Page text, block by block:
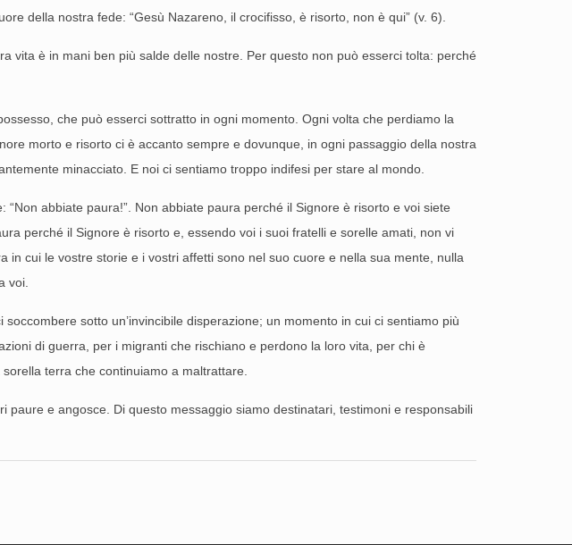
della nostra fede: “Gesù Nazareno, il crocifisso, è risorto, non è qui” (v. 6).
vita è in mani ben più salde delle nostre. Per questo non può esserci tolta: perché
che può esserci sottratto in ogni momento. Ogni volta che perdiamo la
morto e risorto ci è accanto sempre e dovunque, in ogni passaggio della nostra
minacciato. E noi ci sentiamo troppo indifesi per stare al mondo.
abbiate paura!”. Non abbiate paura perché il Signore è risorto e voi siete
perché il Signore è risorto e, essendo voi i suoi fratelli e sorelle amati, non vi
cui le vostre storie e i vostri affetti sono nel suo cuore e nella sua mente, nulla
voi.
sotto un’invincibile disperazione; un momento in cui ci sentiamo più
di guerra, per i migranti che rischiano e perdono la loro vita, per chi è
terra che continuiamo a maltrattare.
e angosce. Di questo messaggio siamo destinatari, testimoni e responsabili